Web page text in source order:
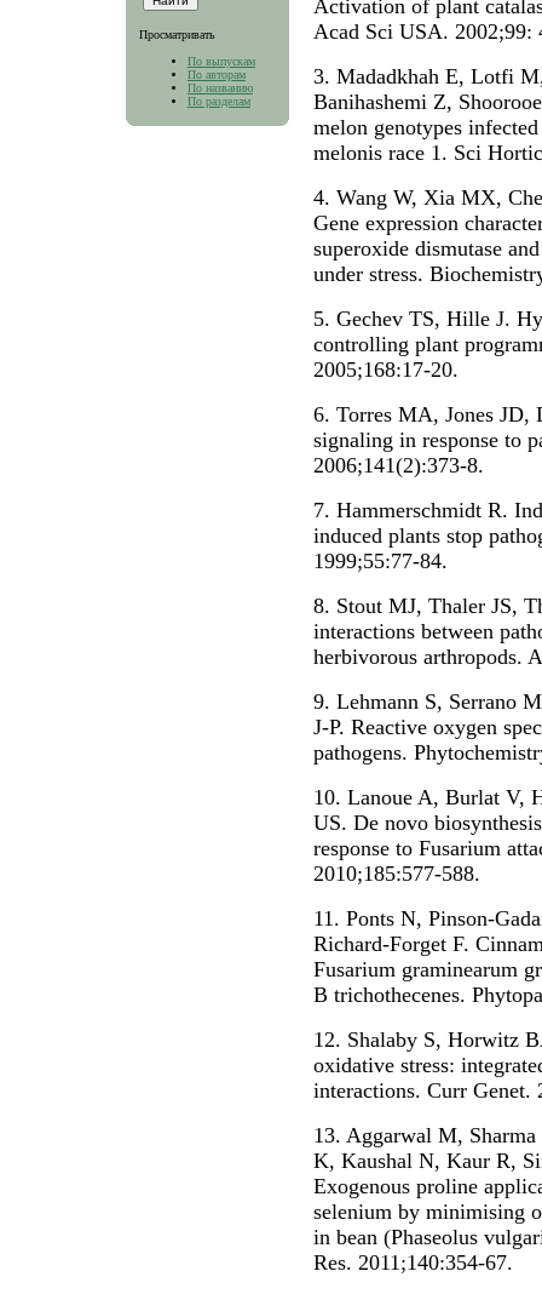
Просматривать
По выпускам
По авторам
По названию
По разделам
Activation of plant
Acad Sci USA. 2002;99:
3. Madadkhah E, Lotfi
Banihashemi Z,
melon genotypes
melonis race 1. Sci
4. Wang W, Xia MX,
Gene expression
superoxide dismutase
under stress.
5. Gechev TS, Hille J.
controlling plant
2005;168:17-20.
6. Torres MA, Jones JD,
signaling in response to
2006;141(2):373-8.
7. Hammerschmidt R.
induced plants stop
1999;55:77-84.
8. Stout MJ, Thaler JS,
interactions between
herbivorous arthropods.
9. Lehmann S, Serrano
J-P. Reactive oxygen
pathogens.
10. Lanoue A, Burlat V,
US. De novo
response to Fusarium
2010;185:577-588.
11. Ponts N, Pinson-
Richard-Forget F.
Fusarium graminearum
B trichothecenes.
12. Shalaby S, Horwitz
oxidative stress:
interactions. Curr Genet.
13. Aggarwal M,
K, Kaushal N, Kaur R,
Exogenous proline
selenium by minimising
in bean (Phaseolus
Res. 2011;140:354-67.